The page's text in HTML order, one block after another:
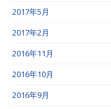
2017年5月
2017年2月
2016年11月
2016年10月
2016年9月